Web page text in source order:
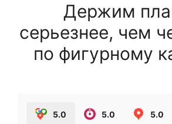
Держим
серьезнее, чем
по фигурному
5.0 5.0 5.0